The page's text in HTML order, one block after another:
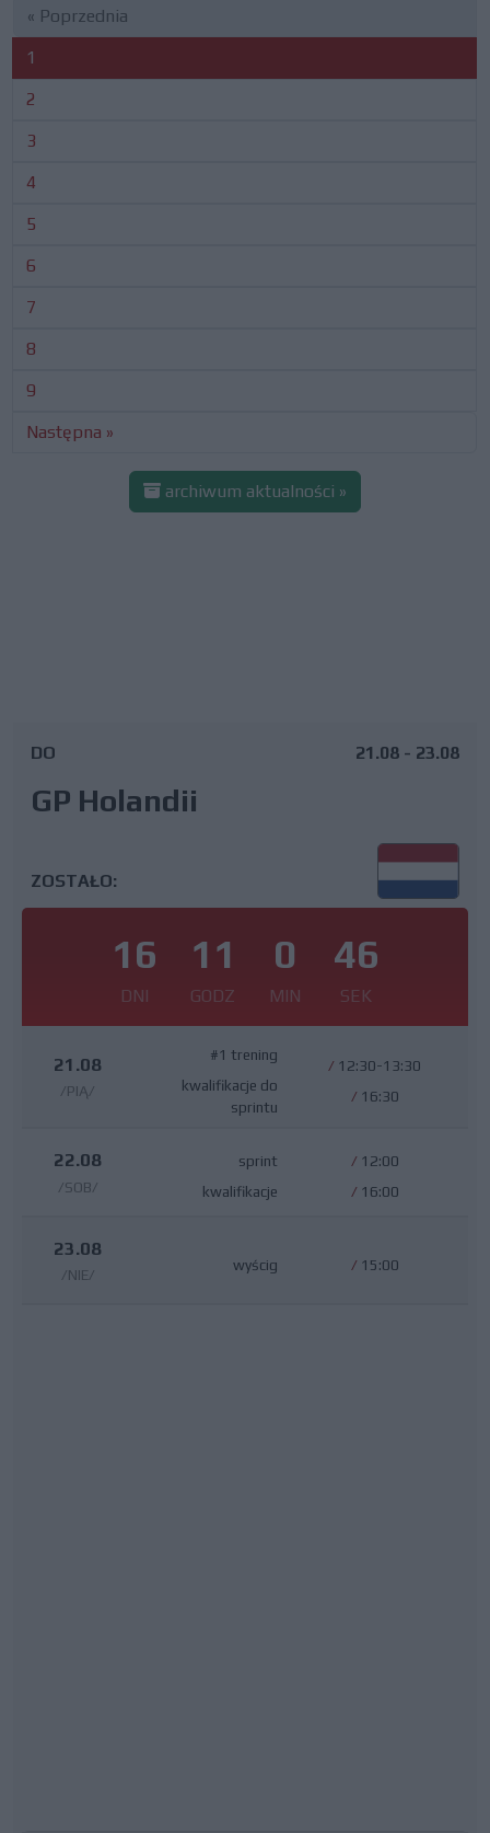
« Poprzednia
1
2
3
4
5
6
7
8
9
Następna »
archiwum aktualności »
DO
GP Holandii
21.08 - 23.08
ZOSTAŁO:
16
DNI
11
GODZ
0
MIN
46
SEK
21.08
/PIĄ/
#1 trening
kwalifikacje do
sprintu
/ 12:30-13:30
/ 16:30
22.08
/SOB/
sprint
kwalifikacje
/ 12:00
/ 16:00
23.08
/NIE/
wyścig / 15:00